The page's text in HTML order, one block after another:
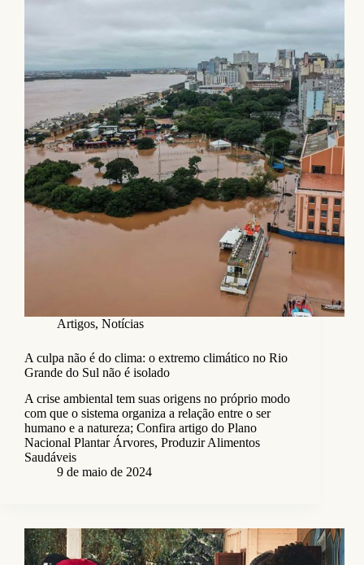
Artigos, Notícias
A culpa não é do clima: o extremo climático no Rio
Grande do Sul não é isolado
A crise ambiental tem suas origens no próprio modo
com que o sistema organiza a relação entre o ser
humano e a natureza; Confira artigo do Plano
Nacional Plantar Árvores, Produzir Alimentos
Saudáveis
9 de maio de 2024